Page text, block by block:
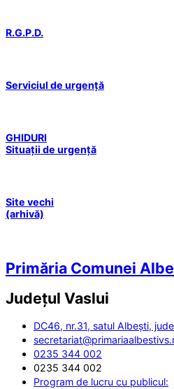
R.G.P.D.
Serviciul de urgență
GHIDURI
Situații de urgență
Site vechi
(arhivă)
Primăria Comunei
Județul Vaslui
DC46, nr.31, satul Albești,
0235 344 002
0235 344 002
Program de lucru cu publicul: